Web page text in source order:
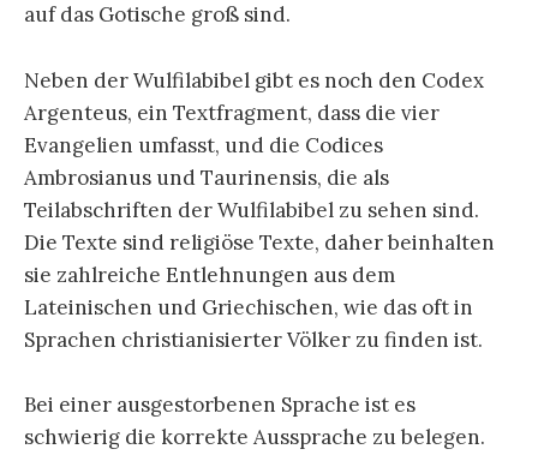
auf das Gotische groß sind.
Neben der Wulfilabibel gibt es noch den Codex
Argenteus, ein Textfragment, dass die vier
Evangelien umfasst, und die Codices
Ambrosianus und Taurinensis, die als
Teilabschriften der Wulfilabibel zu sehen sind.
Die Texte sind religiöse Texte, daher beinhalten
sie zahlreiche Entlehnungen aus dem
Lateinischen und Griechischen, wie das oft in
Sprachen christianisierter Völker zu finden ist.
Bei einer ausgestorbenen Sprache ist es
schwierig die korrekte Aussprache zu belegen.